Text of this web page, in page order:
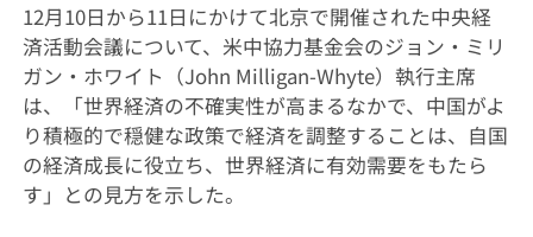
12月10日から11日にかけて北京で開催された中央経
済活動会議について、米中協力基金会のジョン・ミリ
ガン・ホワイト（John Milligan-Whyte）執行主席
は、「世界経済の不確実性が高まるなかで、中国がよ
り積極的で穏健な政策で経済を調整することは、自国
の経済成長に役立ち、世界経済に有効需要をもたら
す」との見方を示した。